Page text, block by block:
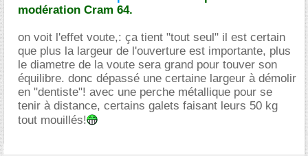
modération Cram 64.
on voit l'effet voute,: ça tient "tout seul" il est certain
que plus la largeur de l'ouverture est importante, plus
le diametre de la voute sera grand pour touver son
équilibre. donc dépassé une certaine largeur à démolir
en "dentiste"! avec une perche métallique pour se
tenir à distance, certains galets faisant leurs 50 kg
tout mouillés!